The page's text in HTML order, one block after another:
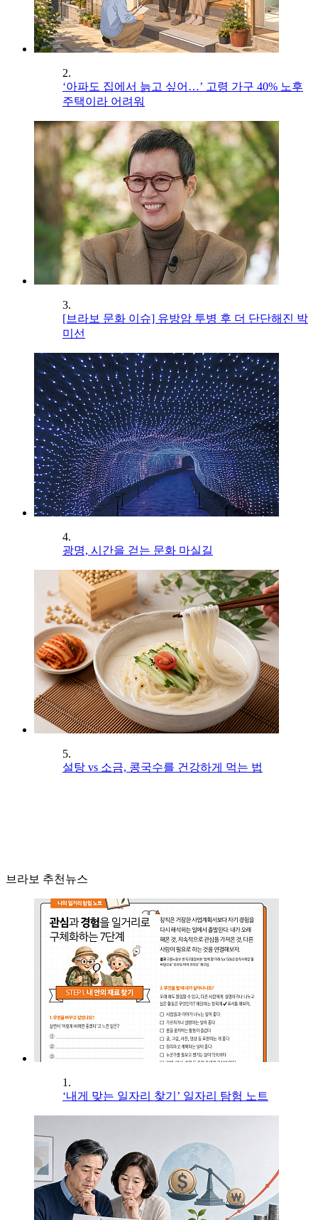
2.
‘아파도 집에서 늙고 싶어…’ 고령 가구 40% 노후
주택이라 어려워
3.
[브라보 문화 이슈] 유방암 투병 후 더 단단해진 박
미선
4.
광명, 시간을 걷는 문화 마실길
5.
설탕 vs 소금, 콩국수를 건강하게 먹는 법
브라보 추천뉴스
1.
‘내게 맞는 일자리 찾기’ 일자리 탐험 노트